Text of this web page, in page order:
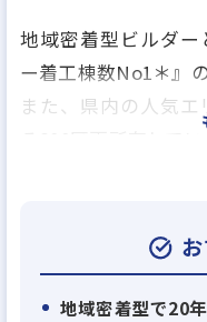
地域密着型ビルダー
ー着工棟数No1＊』
また、県内の人気
そ800区画所有して
また、一人のお客
計、現場監督がそ
を採用しているので
地域密着型で20